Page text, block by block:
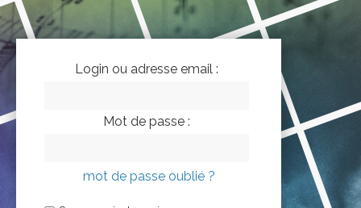
Login ou adresse email :
Mot de passe :
mot de passe oublié ?